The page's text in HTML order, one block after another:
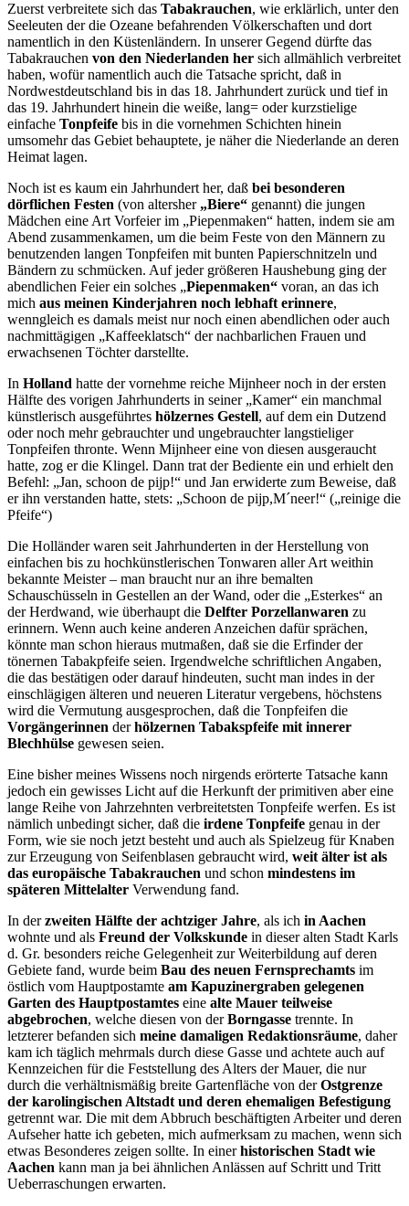
Zuerst verbreitete sich das Tabakrauchen, wie erklärlich, unter den
Seeleuten der die Ozeane befahrenden Völkerschaften und dort
namentlich in den Küstenländern. In unserer Gegend dürfte das
Tabakrauchen von den Niederlanden her sich allmählich verbreitet
haben, wofür namentlich auch die Tatsache spricht, daß in
Nordwestdeutschland bis in das 18. Jahrhundert zurück und tief in
das 19. Jahrhundert hinein die weiße, lang= oder kurzstielige
einfache Tonpfeife bis in die vornehmen Schichten hinein
umsomehr das Gebiet behauptete, je näher die Niederlande an deren
Heimat lagen.
Noch ist es kaum ein Jahrhundert her, daß bei besonderen
dörflichen Festen (von altersher „Biere“ genannt) die jungen
Mädchen eine Art Vorfeier im „Piepenmaken“ hatten, indem sie am
Abend zusammenkamen, um die beim Feste von den Männern zu
benutzenden langen Tonpfeifen mit bunten Papierschnitzeln und
Bändern zu schmücken. Auf jeder größeren Haushebung ging der
abendlichen Feier ein solches „Piepenmaken“ voran, an das ich
mich aus meinen Kinderjahren noch lebhaft erinnere,
wenngleich es damals meist nur noch einen abendlichen oder auch
nachmittägigen „Kaffeeklatsch“ der nachbarlichen Frauen und
erwachsenen Töchter darstellte.
In Holland hatte der vornehme reiche Mijnheer noch in der ersten
Hälfte des vorigen Jahrhunderts in seiner „Kamer“ ein manchmal
künstlerisch ausgeführtes hölzernes Gestell, auf dem ein Dutzend
oder noch mehr gebrauchter und ungebrauchter langstieliger
Tonpfeifen thronte. Wenn Mijnheer eine von diesen ausgeraucht
hatte, zog er die Klingel. Dann trat der Bediente ein und erhielt den
Befehl: „Jan, schoon de pijp!“ und Jan erwiderte zum Beweise, daß
er ihn verstanden hatte, stets: „Schoon de pijp,M´neer!“ („reinige die
Pfeife“)
Die Holländer waren seit Jahrhunderten in der Herstellung von
einfachen bis zu hochkünstlerischen Tonwaren aller Art weithin
bekannte Meister – man braucht nur an ihre bemalten
Schauschüsseln in Gestellen an der Wand, oder die „Esterkes“ an
der Herdwand, wie überhaupt die Delfter Porzellanwaren zu
erinnern. Wenn auch keine anderen Anzeichen dafür sprächen,
könnte man schon hieraus mutmaßen, daß sie die Erfinder der
tönernen Tabakpfeife seien. Irgendwelche schriftlichen Angaben,
die das bestätigen oder darauf hindeuten, sucht man indes in der
einschlägigen älteren und neueren Literatur vergebens, höchstens
wird die Vermutung ausgesprochen, daß die Tonpfeifen die
Vorgängerinnen derhölzernen Tabakspfeife mit innerer
Blechhülse gewesen seien.
Eine bisher meines Wissens noch nirgends erörterte Tatsache kann
jedoch ein gewisses Licht auf die Herkunft der primitiven aber eine
lange Reihe von Jahrzehnten verbreitetsten Tonpfeife werfen. Es ist
nämlich unbedingt sicher, daß die irdene Tonpfeife genau in der
Form, wie sie noch jetzt besteht und auch als Spielzeug für Knaben
zur Erzeugung von Seifenblasen gebraucht wird, weit älter ist als
das europäische Tabakrauchen und schon mindestens im
späteren Mittelalter Verwendung fand.
In derzweiten Hälfte der achtziger Jahre, als ich in Aachen
wohnte und als Freund der Volkskunde in dieser alten Stadt Karls
d. Gr. besonders reiche Gelegenheit zur Weiterbildung auf deren
Gebiete fand, wurde beim Bau des neuen Fernsprechamts im
östlich vom Hauptpostamte am Kapuzinergraben gelegenen
Garten des Hauptpostamtes eine alte Mauer teilweise
abgebrochen, welche diesen von derBorngasse trennte. In
letzterer befanden sich meine damaligen Redaktionsräume, daher
kam ich täglich mehrmals durch diese Gasse und achtete auch auf
Kennzeichen für die Feststellung des Alters der Mauer, die nur
durch die verhältnismäßig breite Gartenfläche von derOstgrenze
der karolingischen Altstadt und deren ehemaligen Befestigung
getrennt war. Die mit dem Abbruch beschäftigten Arbeiter und deren
Aufseher hatte ich gebeten, mich aufmerksam zu machen, wenn sich
etwas Besonderes zeigen sollte. In einerhistorischen Stadt wie
Aachen kann man ja bei ähnlichen Anlässen auf Schritt und Tritt
Ueberraschungen erwarten.